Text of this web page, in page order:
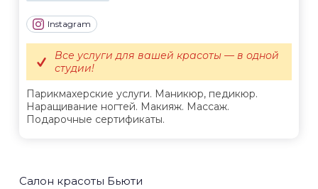
Instagram
Парикмахерские услуги. Маникюр, педикюр.
Наращивание ногтей. Макияж. Массаж.
Подарочные сертификаты.
Все услуги для вашей красоты — в одной
студии!
Салон красоты Бьюти